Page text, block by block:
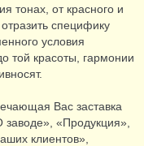
тонах, от красного и
специфику
условия
той красоты, гармонии
Вас заставка
«Продукция»,
клиентов»,